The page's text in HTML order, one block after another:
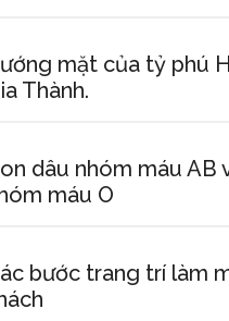
mặt của tỷ phú
Thành.
dâu nhóm máu AB
máu O
bước trang trí làm